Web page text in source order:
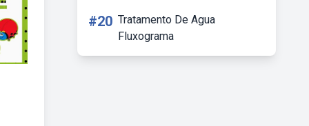
#20 Tratamento De Agua
Fluxograma